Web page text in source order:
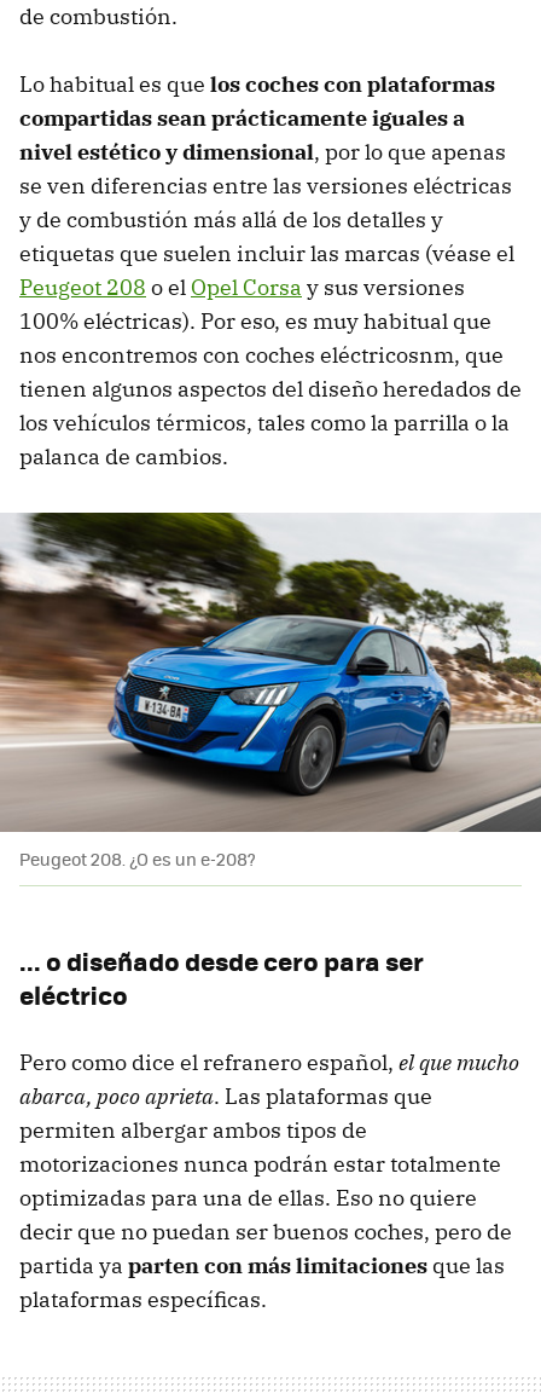
de combustión.
Lo habitual es que los coches con plataformas
compartidas sean prácticamente iguales a
nivel estético y dimensional, por lo que apenas
se ven diferencias entre las versiones eléctricas
y de combustión más allá de los detalles y
etiquetas que suelen incluir las marcas (véase el
Peugeot 208 o el Opel Corsa y sus versiones
100% eléctricas). Por eso, es muy habitual que
nos encontremos con coches eléctricosnm, que
tienen algunos aspectos del diseño heredados de
los vehículos térmicos, tales como la parrilla o la
palanca de cambios.
Peugeot 208. ¿O es un e-208?
... o diseñado desde cero para ser
eléctrico
Pero como dice el refranero español, el que mucho
abarca, poco aprieta. Las plataformas que
permiten albergar ambos tipos de
motorizaciones nunca podrán estar totalmente
optimizadas para una de ellas. Eso no quiere
decir que no puedan ser buenos coches, pero de
partida ya parten con más limitaciones que las
plataformas específicas.